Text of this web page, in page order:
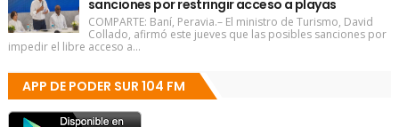
sanciones por restringir acceso a playas
COMPARTE: Baní, Peravia.– El ministro de Turismo, David
Collado, afirmó este jueves que las posibles sanciones por
impedir el libre acceso a...
APP DE PODER SUR 104 FM